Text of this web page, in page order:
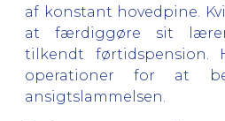
af konstant hovedpine.
at færdiggøre sit
tilkendt førtidspension.
operationer for at
ansigtslammelsen.